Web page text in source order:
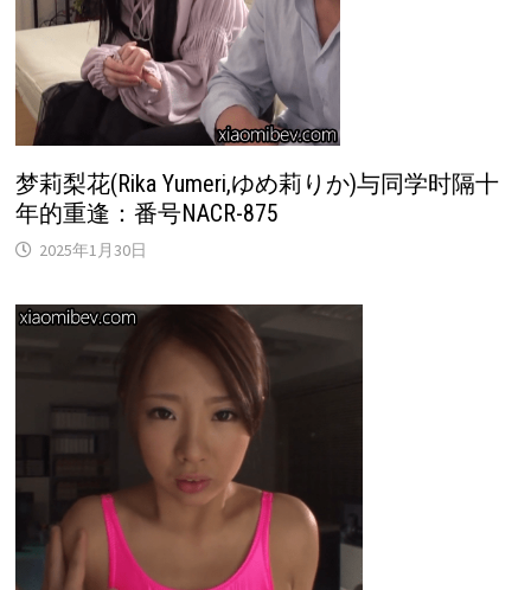
梦莉梨花(Rika Yumeri,ゆめ莉りか)与同学时隔十
年的重逢：番号NACR-875
2025年1月30日